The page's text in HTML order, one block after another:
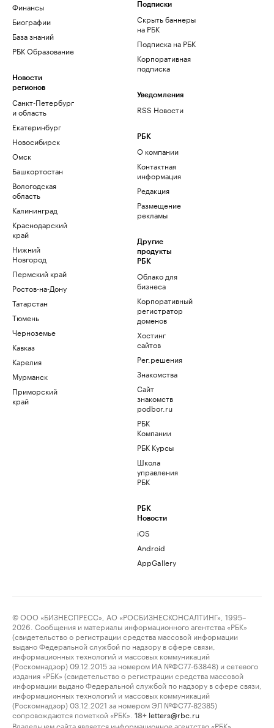
Финансы
Биографии
База знаний
РБК Образование
Новости
регионов
Санкт-Петербург
и область
Екатеринбург
Новосибирск
Омск
Башкортостан
Вологодская
область
Калининград
Краснодарский
край
Нижний
Новгород
Пермский край
Ростов-на-Дону
Татарстан
Тюмень
Черноземье
Кавказ
Карелия
Мурманск
Приморский
край
Подписки
Скрыть баннеры
на РБК
Подписка на РБК
Корпоративная
подписка
Уведомления
RSS Новости
РБК
О компании
Контактная
информация
Редакция
Размещение
рекламы
Другие
продукты
РБК
Облако для
бизнеса
Корпоративный
регистратор
доменов
Хостинг
сайтов
Рег.решения
Знакомства
Сайт
знакомств
podbor.ru
РБК
Компании
РБК Курсы
Школа
управления
РБК
РБК
Новости
iOS
Android
AppGallery
© ООО «БИЗНЕСПРЕСС», АО «РОСБИЗНЕСКОНСАЛТИНГ», 1995–
2026. Сообщения и материалы информационного агентства «РБК»
(свидетельство о регистрации средства массовой информации
выдано Федеральной службой по надзору в сфере связи,
информационных технологий и массовых коммуникаций
(Роскомнадзор) 09.12.2015 за номером ИА №ФС77-63848) и сетевого
издания «РБК» (свидетельство о регистрации средства массовой
информации выдано Федеральной службой по надзору в сфере связи,
информационных технологий и массовых коммуникаций
(Роскомнадзор) 03.12.2021 за номером ЭЛ №ФС77-82385)
сопровождаются пометкой «РБК».
18+ letters@rbc.ru
Владельцем сайта является информационное агентство «РБК».